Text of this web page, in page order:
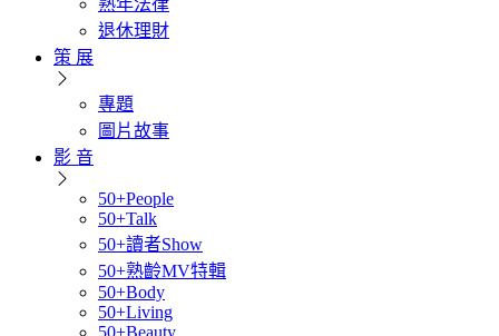
熟年法律
退休理財
策 展
專題
圖片故事
影 音
50+People
50+Talk
50+讀者Show
50+熟齡MV特輯
50+Body
50+Living
50+Beauty